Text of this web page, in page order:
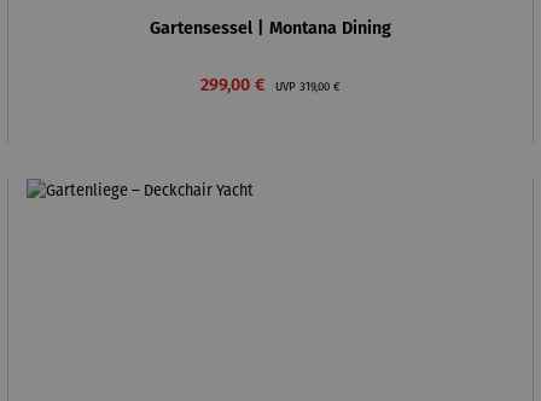
Gartensessel | Montana Dining
Verkaufspreis:
299,00 € UVP Regulärer Preis:
319,00 €